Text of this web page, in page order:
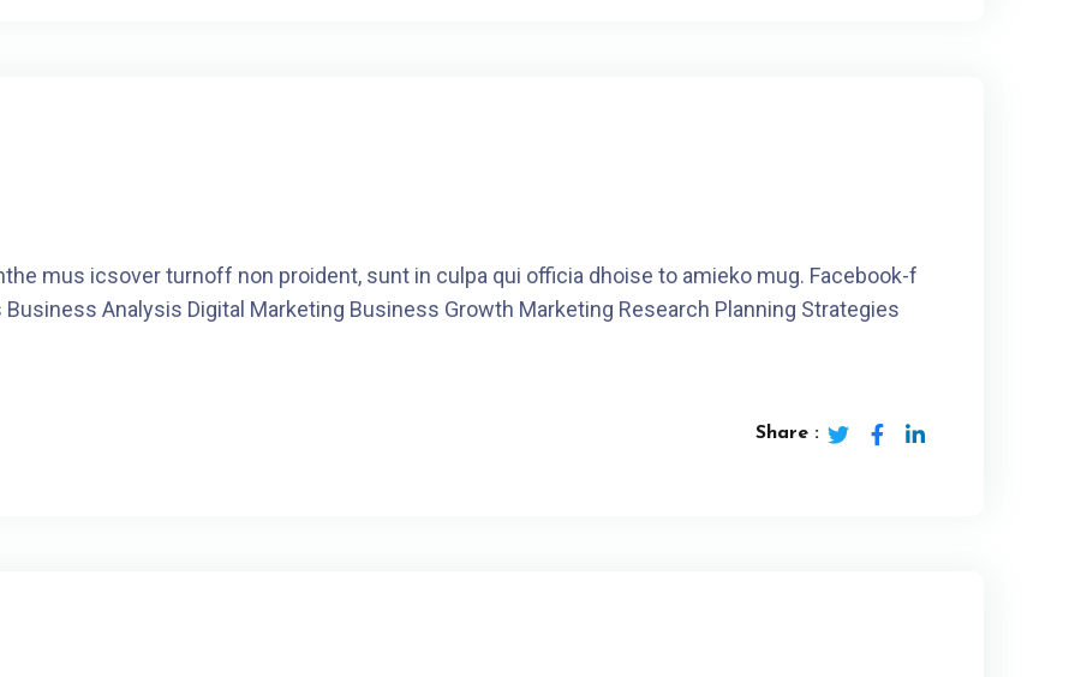
mus icsover turnoff non proident, sunt in culpa qui officia dhoise to amieko mug. Facebook-f
Analysis Digital Marketing Business Growth Marketing Research Planning Strategies
Share :